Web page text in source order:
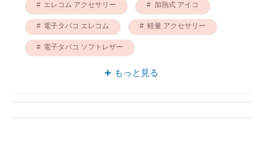
エレコム アクセサリー 加熱式 アイコ
電子タバコ エレコム 軽量 アクセサリー
電子タバコ ソフトレザー
アクセサリー ソフトレザー
もっと見る